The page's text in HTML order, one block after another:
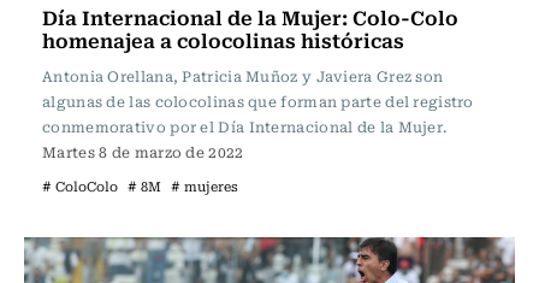
Día Internacional de la Mujer: Colo-Colo
homenajea a colocolinas históricas
Antonia Orellana, Patricia Muñoz y Javiera Grez son
algunas de las colocolinas que forman parte del registro
conmemorativo por el Día Internacional de la Mujer.
Martes 8 de marzo de 2022
# ColoColo # 8M # mujeres